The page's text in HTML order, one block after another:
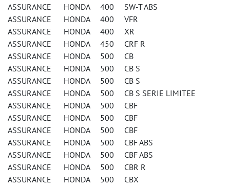
ASSURANCE HONDA 400 SW-T ABS
ASSURANCE HONDA 400 VFR
ASSURANCE HONDA 400 XR
ASSURANCE HONDA 450 CRF R
ASSURANCE HONDA 500 CB
ASSURANCE HONDA 500 CB S
ASSURANCE HONDA 500 CB S
ASSURANCE HONDA 500 CB S SERIE LIMITEE
ASSURANCE HONDA 500 CBF
ASSURANCE HONDA 500 CBF
ASSURANCE HONDA 500 CBF
ASSURANCE HONDA 500 CBF ABS
ASSURANCE HONDA 500 CBF ABS
ASSURANCE HONDA 500 CBR R
ASSURANCE HONDA 500 CBX